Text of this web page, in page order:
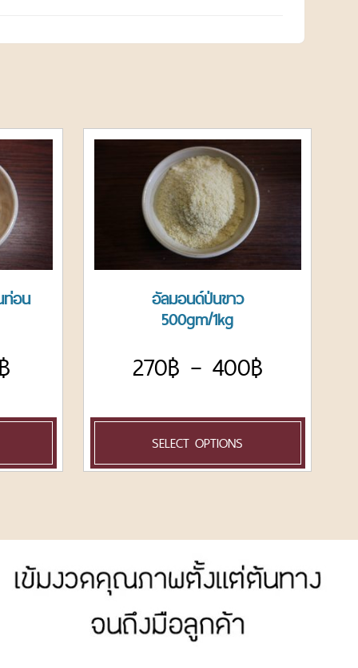
ท่อน
฿
อัลมอนด์ป่นขาว
500gm/1kg
270฿ – 400฿
SELECT OPTIONS